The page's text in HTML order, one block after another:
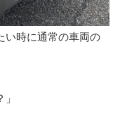
い時に通常の車両の